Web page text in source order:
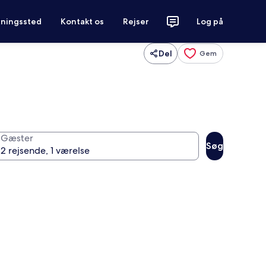
Kontakt os Rejser Log på
Del Gem
Gæster
Søg